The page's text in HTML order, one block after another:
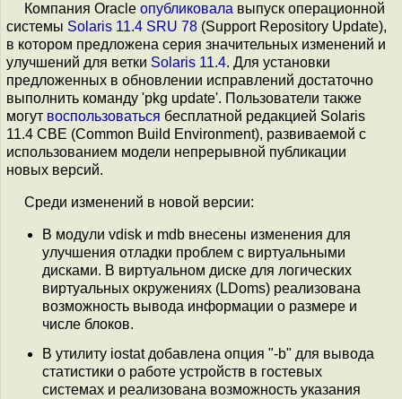
Компания Oracle опубликовала выпуск операционной
системы Solaris 11.4 SRU 78 (Support Repository Update),
в котором предложена серия значительных изменений и
улучшений для ветки Solaris 11.4. Для установки
предложенных в обновлении исправлений достаточно
выполнить команду 'pkg update'. Пользователи также
могут воспользоваться бесплатной редакцией Solaris
11.4 CBE (Common Build Environment), развиваемой с
использованием модели непрерывной публикации
новых версий.
Среди изменений в новой версии:
В модули vdisk и mdb внесены изменения для
улучшения отладки проблем с виртуальными
дисками. В виртуальном диске для логических
виртуальных окружениях (LDoms) реализована
возможность вывода информации о размере и
числе блоков.
В утилиту iostat добавлена опция "-b" для вывода
статистики о работе устройств в гостевых
системах и реализована возможность указания